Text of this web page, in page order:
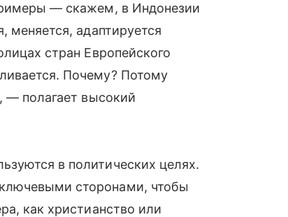
— скажем, в Индонезии
меняется, адаптируется
стран Европейского
Почему? Потому
— полагает высокий
в политических целях.
сторонами, чтобы
как христианство или